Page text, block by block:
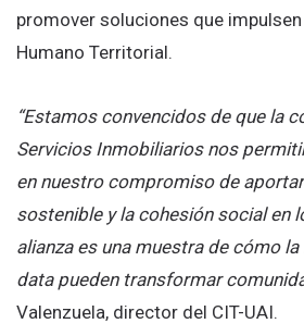
promover soluciones que
Humano Territorial.
“Estamos convencidos de que la
Servicios Inmobiliarios nos
en nuestro compromiso de
sostenible y la cohesión social en
alianza es una muestra de cómo
data pueden transformar
Valenzuela, director del CIT-UAI.